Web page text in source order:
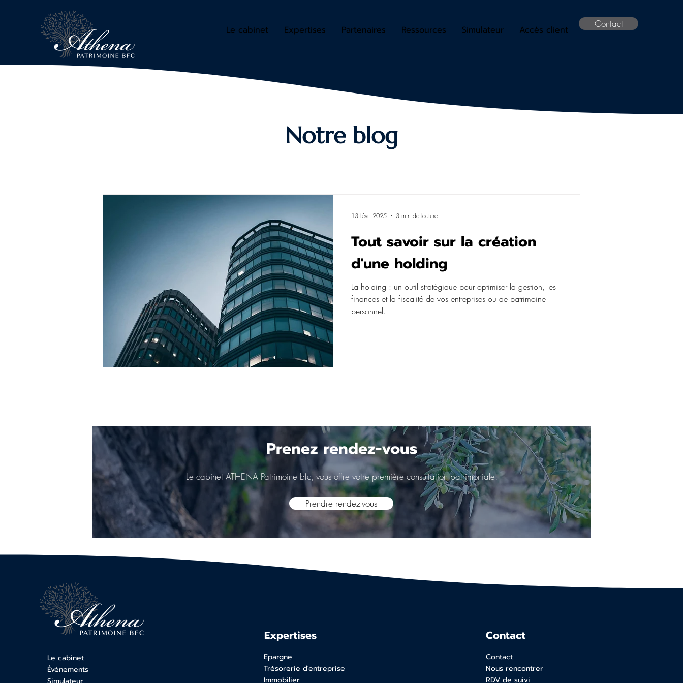
Le cabinet Expertises Partenaires Ressources Simulateur Accès client
Contact
Notre blog
Tout savoir sur la création
d'une holding
La holding : un outil stratégique pour optimiser la gestion, les
finances et la fiscalité de vos entreprises ou de patrimoine
personnel.
13 févr. 2025 3 min de lecture
Prenez rendez-vous
Le cabinet ATHENA Patrimoine bfc, vous offre votre première consultation patrimoniale.
Prendre rendez-vous
Le cabinet
Évènements
Expertises
Epargne
Trésorerie d'entreprise
Immobilier
Contact
Contact
Nous rencontrer
RDV de suivi